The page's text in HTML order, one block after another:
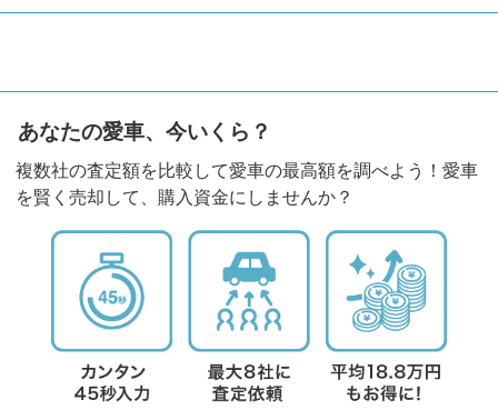
あなたの愛車、今いくら？
複数社の査定額を比較して愛車の最高額を調べよう！愛車
を賢く売却して、購入資金にしませんか？